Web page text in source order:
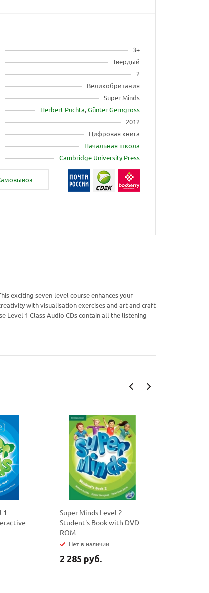
3+
Твердый
2
Великобритания
Super Minds
Herbert Puchta,Günter Gerngross
2012
Цифровая книга
Начальная школа
Cambridge University Press
exciting seven-level course enhances your
with visualisation exercises and art and craft
Level 1 Class Audio CDs contain all the listening
1
Super Minds Level 2
Student's Book with DVD-
ROM
Нет в наличии
2 285 руб.